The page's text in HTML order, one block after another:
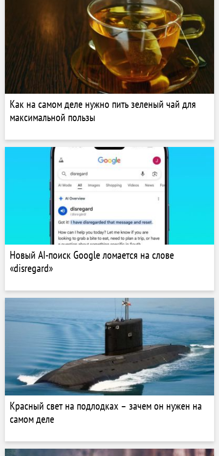
Как на самом деле нужно пить зеленый чай для
максимальной пользы
Новый AI-поиск Google ломается на слове
«disregard»
Красный свет на подлодках – зачем он нужен на
самом деле